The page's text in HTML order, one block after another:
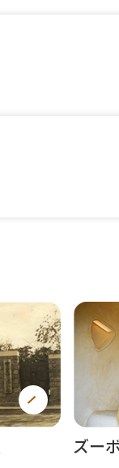
ズー